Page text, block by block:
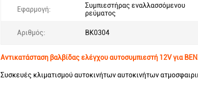
Εφαρμογή:
Συμπιεστήρας εναλλασσόμενου
ρεύματος
Αριθμός: BK0304
Αντικατάσταση βαλβίδας ελέγχου αυτοσυμπιεστή 12V για
Συσκευές κλιματισμού αυτοκινήτων αυτοκινήτων